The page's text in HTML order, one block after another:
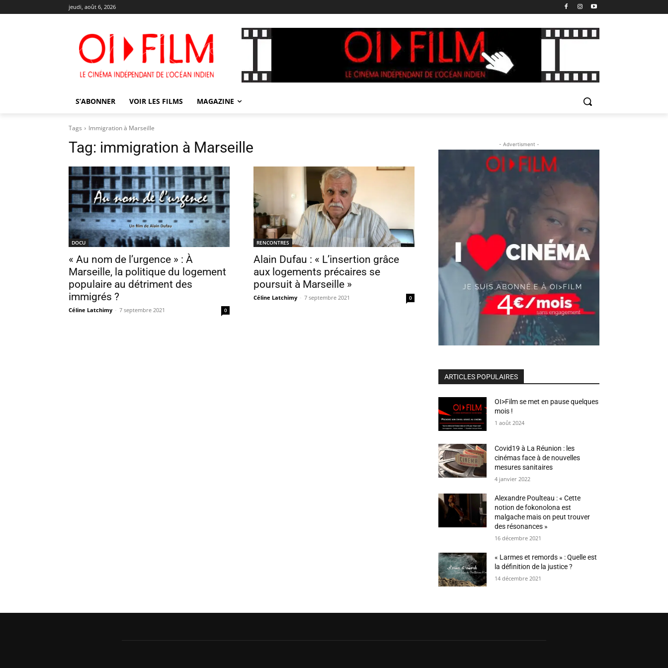
jeudi, août 6, 2026
S’ABONNER VOIR LES FILMS MAGAZINE
Tags Immigration à Marseille
Tag: immigration à Marseille
DOCU
« Au nom de l’urgence » : À
Marseille, la politique du logement
populaire au détriment des
immigrés ?
Céline Latchimy - 7 septembre 2021 0
RENCONTRES
Alain Dufau : « L’insertion grâce
aux logements précaires se
poursuit à Marseille »
Céline Latchimy - 7 septembre 2021 0
- Advertisment -
ARTICLES POPULAIRES
OI>Film se met en pause quelques
mois !
1 août 2024
Covid19 à La Réunion : les
cinémas face à de nouvelles
mesures sanitaires
4 janvier 2022
Alexandre Poulteau : « Cette
notion de fokonolona est
malgache mais on peut trouver
des résonances »
16 décembre 2021
« Larmes et remords » : Quelle est
la définition de la justice ?
14 décembre 2021